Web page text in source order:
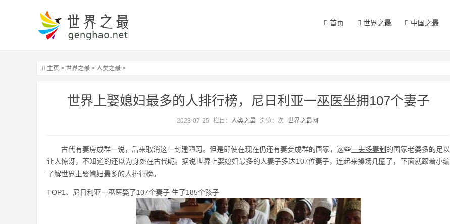
首页 世界之最 中国之最
主页 > 世界之最 > 人类之最 >
世界上娶媳妇最多的人排行榜，尼日利亚一巫医坐拥107个妻子
2023-07-25 栏目： 人类之最 浏览： 次 世界之最网
古代有妻房成群一说，后来取消这一封建陋习。但是即使在现在仍还有妻妾成群的国家，这些一夫多妻制 的国家老婆多的足以
让人惊讶，不知道的还以为身处在古代呢。据说世界上娶媳妇最多的人妻子多达107位妻子，连起来操场几圈了，下面就跟着小编
了解世界上娶媳妇最多的人排行榜。
TOP1、尼日利亚一巫医娶了107个妻子 生了185个孩子